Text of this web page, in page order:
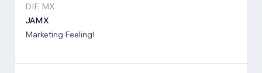
DIF, MX
JAMX
Marketing Feeling!